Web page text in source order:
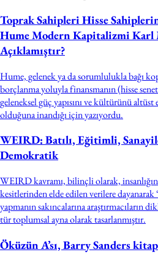
Toprak Sahipleri Hisse
Hume Modern Kapitalizmi Karl
Açıklamıştır?
Hume, gelenek ya da sorumlulukla bağı
borçlanma yoluyla finansmanın (hisse
geleneksel güç yapısını ve kültürünü
olduğuna inandığı için yazıyordu.
WEIRD: Batılı, Eğitimli,
Demokratik
WEIRD kavramı, bilinçli olarak,
kesitlerinden elde edilen verilere dayanarak
yapmanın sakıncalarına araştırmacıların
tür toplumsal ayna olarak tasarlanmıştır.
Öküzün A’sı, Barry Sanders